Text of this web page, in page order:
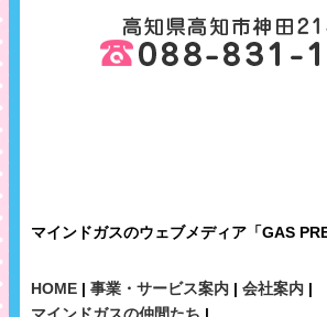
マインドガスのウェブメディア「GAS
HOME | 事業・サービス案内 | 会社案内 |
マインドガスの仲間たち |